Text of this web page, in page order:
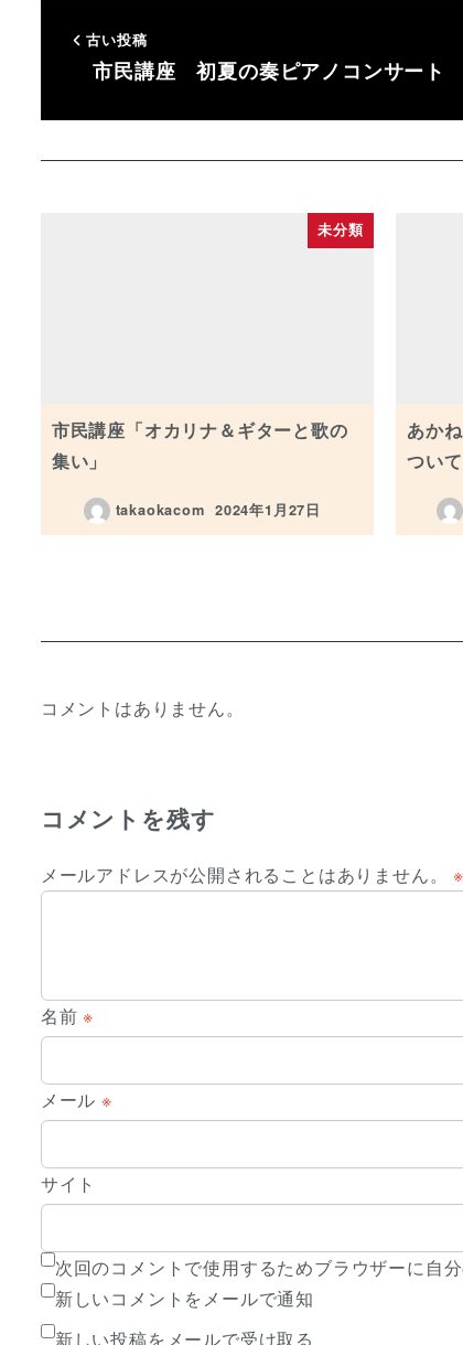
古い投稿
市民講座 初夏の奏ピアノコンサート
未分類
市民講座「オカリナ＆ギターと歌の
集い」
takaokacom
投稿日
2024年1月27日
あか
ついて
コメントはありません。
コメントを残す
メールアドレスが公開されることはありません。 ※
名前※
メール ※
サイト
次回のコメントで使用するためブラウザーに自
新しいコメントをメールで通知
新しい投稿をメールで受け取る